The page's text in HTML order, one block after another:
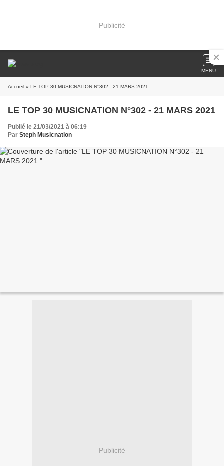
Publicité
MENU
Accueil » LE TOP 30 MUSICNATION N°302 - 21 MARS 2021
LE TOP 30 MUSICNATION N°302 - 21 MARS 2021
Publié le 21/03/2021 à 06:19
Par Steph Musicnation
Publicité